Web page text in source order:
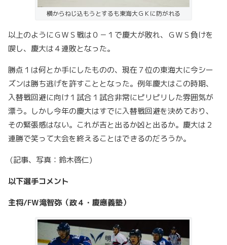
横からねじ込もうとするも東海大ＧＫに防がれる
以上のようにＧＷＳ戦は０－１で慶大が敗れ、ＧＷＳ負けを
喫し、慶大は４連敗となった。
勝点１は何とか手にしたものの、現在７位の東海大に今シー
ズンは勝ち逃げを許すこととなった。例年慶大はこの時期、
入替戦回避に向け１試合１試合非常にピリピリした雰囲気が
漂う。しかし今年の慶大はすでに入替戦回避を決めており、
その緊張感はない。これが吉と出るか凶と出るか。慶大は２
連勝で笑って大会を終えることはできるのだろうか。
(記事、写真：鈴木啓仁)
以下選手コメント
主将/FW滝智弥（政４・慶應義塾）